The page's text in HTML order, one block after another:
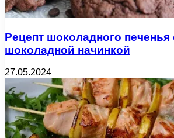
Рецепт шоколадного печенья
шоколадной начинкой
27.05.2024